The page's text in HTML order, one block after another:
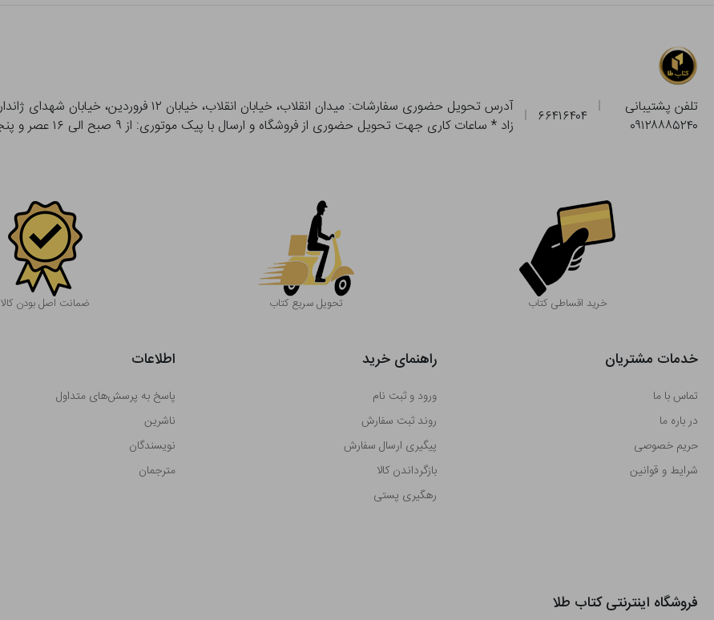
تلفن پشتیبانی
۰۹۱۲۸۸۸۵۲۴۰
۶۶۴۱۶۴۰۴
زاد * ساعات کاری جهت تحویل حضوری از فروشگاه و ارسال با پیک موتوری: از ۹ صبح الی ۱۶ عصر و پنجشنبه ها تا ۱۲
خرید اقساطی کتاب تحویل سریع کتاب
بصورت حضوری از آدرس تحویل حضوری سفارش خود را بدون هیچ هزینه ای تحویل بگیرید.
ضمانت اصل بودن کالا
خدمات مشتریان
تماس با ما
در باره ما
حریم خصوصی
شرایط و قوانین
راهنمای خرید
ورود و ثبت نام
روند ثبت سفارش
پیگیری ارسال سفارش
بازگرداندن کالا
رهگیری پستی
اطلاعات
پاسخ به پرسش‌های متداول
ناشرین
نویسندگان
مترجمان
فروشگاه اینترنتی کتاب طلا